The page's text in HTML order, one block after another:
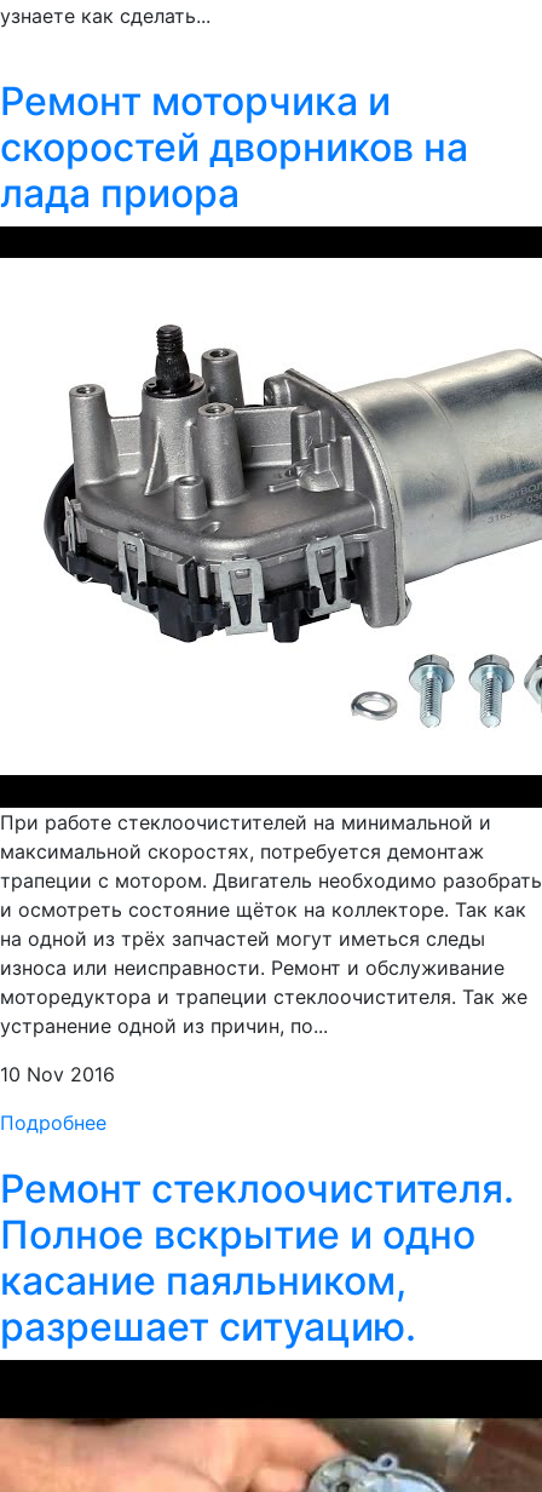
узнаете как сделать...
Ремонт моторчика и
скоростей дворников на
лада приора
При работе стеклоочистителей на минимальной и
максимальной скоростях, потребуется демонтаж
трапеции с мотором. Двигатель необходимо разобрать
и осмотреть состояние щёток на коллекторе. Так как
на одной из трёх запчастей могут иметься следы
износа или неисправности. Ремонт и обслуживание
моторедуктора и трапеции стеклоочистителя. Так же
устранение одной из причин, по...
10 Nov 2016
Подробнее
Ремонт стеклоочистителя.
Полное вскрытие и одно
касание паяльником,
разрешает ситуацию.